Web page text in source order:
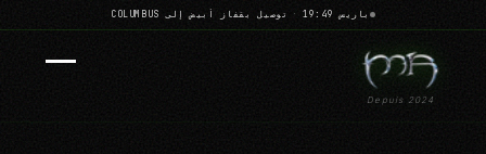
باريس 19:49 · توصيل بقفاز أبيض إلى COLUMBUS
Depuis 2024